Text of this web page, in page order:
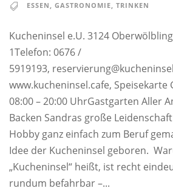
ESSEN , GASTRONOMIE, TRINKEN
Kucheninsel e.U. 3124
1Telefon: 0676 /
5919193,
www.kucheninsel.cafe, Speisekarte
08:00 – 20:00 UhrGastgarten Aller
Backen Sandras große
Hobby ganz einfach zum Beruf
Idee der Kucheninsel geboren.
„Kucheninsel“ heißt, ist recht
rundum befahrbar –...